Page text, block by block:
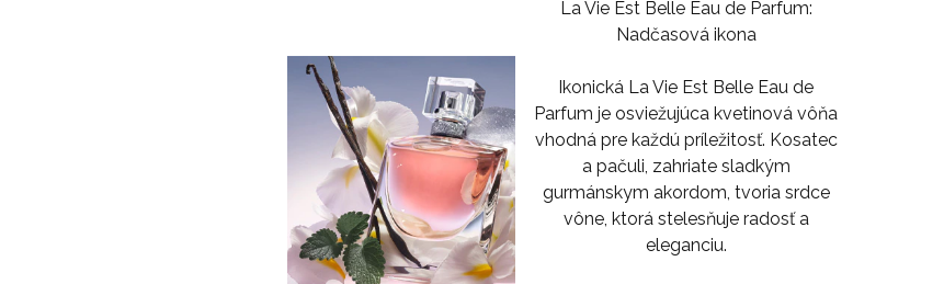
La Vie Est Belle Eau de Parfum:
Nadčasová ikona
Ikonická La Vie Est Belle Eau de
Parfum je osviežujúca kvetinová vôňa
vhodná pre každú príležitosť. Kosatec
a pačuli , zahriate sladkým
gurmánskym akordom , tvoria srdce
vône, ktorá stelesňuje radosť a
eleganciu.